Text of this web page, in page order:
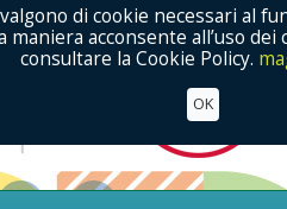
di cookie necessari al
acconsente all’uso
consultare la Cookie Policy.
OK